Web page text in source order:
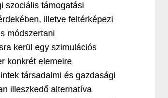
szociális támogatási
illetve feltérképezi
módszertani
kerül egy szimulációs
konkrét elemeire
társadalmi és gazdasági
illeszkedő alternatíva